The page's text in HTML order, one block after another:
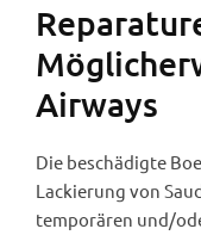
Airways
Die beschädigte
Lackierung von
temporären und/